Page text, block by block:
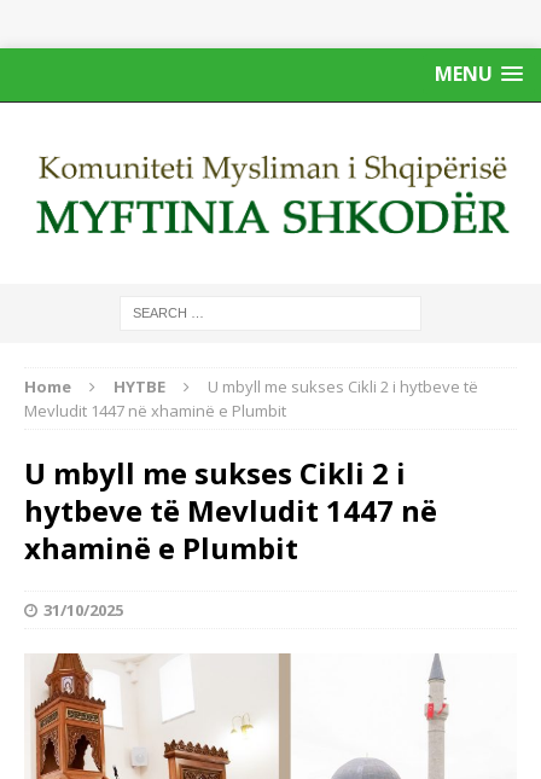
MENU
Home HYTBE
U mbyll me sukses Cikli 2 i hytbeve të
Mevludit 1447 në xhaminë e Plumbit
U mbyll me sukses Cikli 2 i
hytbeve të Mevludit 1447 në
xhaminë e Plumbit
31/10/2025